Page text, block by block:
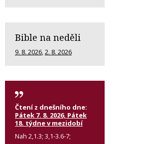
Bible na neděli
9. 8. 2026,2. 8. 2026
Čtení z dnešního dne:
Pátek 7. 8. 2026, Pátek
18. týdne v mezidobí
Nah 2,1.3; 3,1-3.6-7;